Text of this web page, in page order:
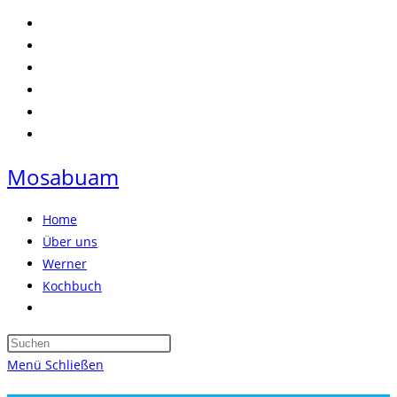
Zum
Inhalt
springen
Mosabuam
Home
Über uns
Werner
Kochbuch
umschalten
Press
Menü Schließen